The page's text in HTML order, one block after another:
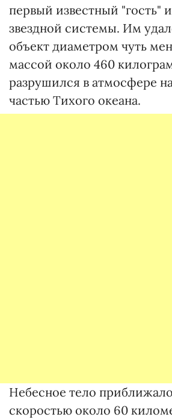
первый известный "гость"
звездной системы. Им
объект диаметром чуть
массой около 460
разрушился в атмосфере
частью Тихого океана.
Небесное тело
скоростью около 60